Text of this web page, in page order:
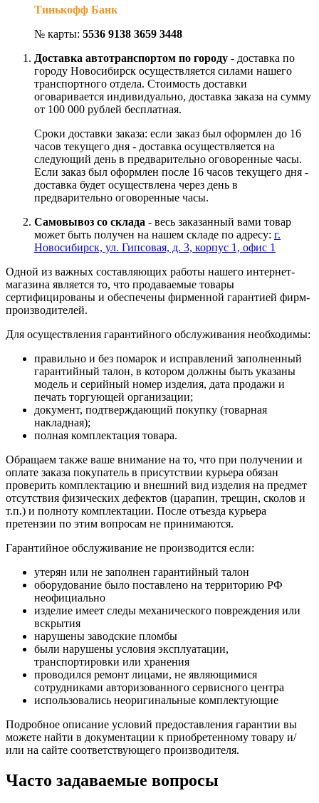
Тинькофф Банк
№ карты: 5536 9138 3659 3448
Доставка автотранспортом по городу - доставка по
городу Новосибирск осуществляется силами нашего
транспортного отдела. Стоимость доставки
оговаривается индивидуально, доставка заказа на сумму
от 100 000 рублей бесплатная.
Сроки доставки заказа: если заказ был оформлен до 16
часов текущего дня - доставка осуществляется на
следующий день в предварительно оговоренные часы.
Если заказ был оформлен после 16 часов текущего дня -
доставка будет осуществлена через день в
предварительно оговоренные часы.
Самовывоз со склада - весь заказанный вами товар
может быть получен на нашем складе по адресу: г.
Новосибирск, ул. Гипсовая, д. 3, корпус 1, офис 1
Одной из важных составляющих работы нашего интернет-
магазина является то, что продаваемые товары
сертифицированы и обеспечены фирменной гарантией фирм-
производителей.
Для осуществления гарантийного обслуживания необходимы:
правильно и без помарок и исправлений заполненный
гарантийный талон, в котором должны быть указаны
модель и серийный номер изделия, дата продажи и
печать торгующей организации;
документ, подтверждающий покупку (товарная
накладная);
полная комплектация товара.
Обращаем также ваше внимание на то, что при получении и
оплате заказа покупатель в присутствии курьера обязан
проверить комплектацию и внешний вид изделия на предмет
отсутствия физических дефектов (царапин, трещин, сколов и
т.п.) и полноту комплектации. После отъезда курьера
претензии по этим вопросам не принимаются.
Гарантийное обслуживание не производится если:
утерян или не заполнен гарантийный талон
оборудование было поставлено на территорию РФ
неофициально
изделие имеет следы механического повреждения или
вскрытия
нарушены заводские пломбы
были нарушены условия эксплуатации,
транспортировки или хранения
проводился ремонт лицами, не являющимися
сотрудниками авторизованного сервисного центра
использовались неоригинальные комплектующие
Подробное описание условий предоставления гарантии вы
можете найти в документации к приобретенному товару и/
или на сайте соответствующего производителя.
Часто задаваемые вопросы